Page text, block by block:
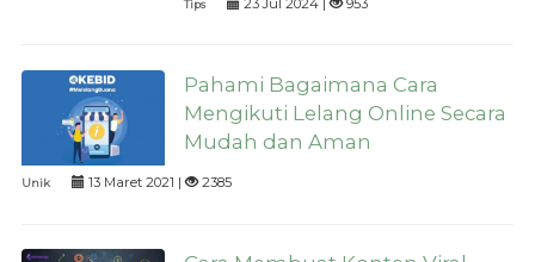
Tips
Pahami Bagaimana Cara
Mengikuti Lelang Online Secara
Mudah dan Aman
Unik 13 Maret 2021 | 2385